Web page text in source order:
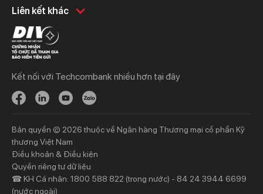
Liên kết khác
Khách hàng cá nhân
Chi tiêu
Tiết kiệm
Vay
Đầu tư
Bảo hiểm
Thông tin mới
Thương mại
Thông tin mới
Khách hàng ưu tiên
Dịch vụ khách hàng ưu tiên
Thông tin tài chính
Kết nối với Techcombank nhiều hơn tại đây
Bản quyền © 2026 thuộc về Ngân hàng Thương mại cổ phần Kỹ
thương Việt Nam
Điều khoản & Điều kiện
Quyền riêng tư dữ liệu
☎ KH Cá nhân: 1800 588 822 (trong nước) - 84 24 3944 6699
(nước ngoài)